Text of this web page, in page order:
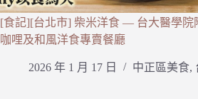
[食記][台北市] 柴米洋食 — 台大醫學院
咖哩及和風洋食專賣餐廳
2026 年 1 月 17 日 中正區美食,